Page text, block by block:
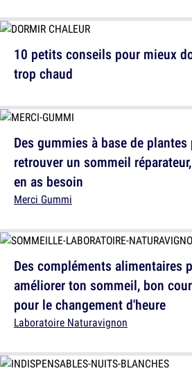
10 petits conseils pour mieux
trop chaud
Des compléments alimentaires
améliorer ton sommeil, bon
pour le changement d'heure
Laboratoire Naturavignon
Des gummies à base de plantes
retrouver un sommeil
en as besoin
Merci Gummi